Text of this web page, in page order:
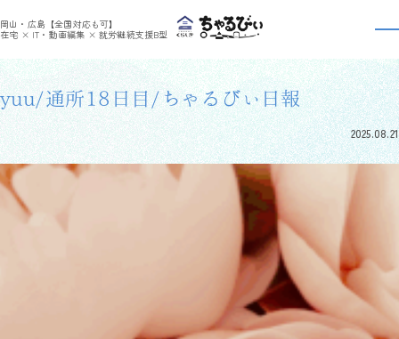
岡山・広島【全国対応も可】
在宅 × IT・動画編集 × 就労継続支援B型
利用者さんの日報 >
利用者さんの日報
yuu/通所18日目/ちゃるびぃ日報
2025.08.21